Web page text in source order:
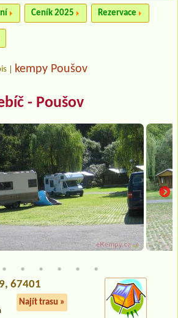
Ceník 2025 Rezervace
kempy Poušov
- Poušov
67401
Najít trasu »